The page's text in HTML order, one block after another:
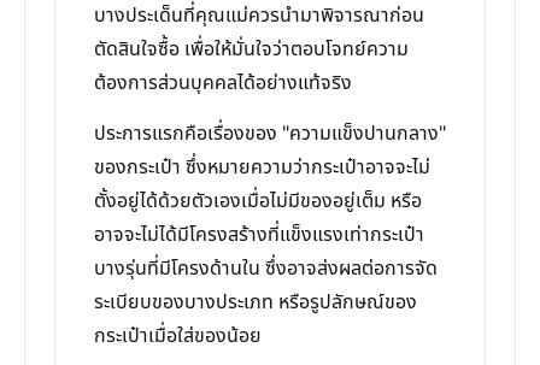
บางประเด็นที่คุณแม่ควรนำมาพิจารณาก่อน
ตัดสินใจซื้อ เพื่อให้มั่นใจว่าตอบโจทย์ความ
ต้องการส่วนบุคคลได้อย่างแท้จริง
ประการแรกคือเรื่องของ "ความแข็งปานกลาง"
ของกระเป๋า ซึ่งหมายความว่ากระเป๋าอาจจะไม่
ตั้งอยู่ได้ด้วยตัวเองเมื่อไม่มีของอยู่เต็ม หรือ
อาจจะไม่ได้มีโครงสร้างที่แข็งแรงเท่ากระเป๋า
บางรุ่นที่มีโครงด้านใน ซึ่งอาจส่งผลต่อการจัด
ระเบียบของบางประเภท หรือรูปลักษณ์ของ
กระเป๋าเมื่อใส่ของน้อย